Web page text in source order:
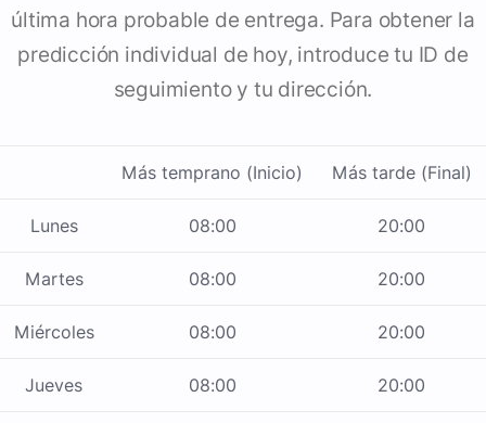
última hora probable de entrega. Para obtener la
predicción individual de hoy, introduce tu ID de
seguimiento y tu dirección.
Más temprano (Inicio) Más tarde (Final)
Lunes 08:00 20:00
Martes 08:00 20:00
Miércoles 08:00 20:00
Jueves 08:00 20:00